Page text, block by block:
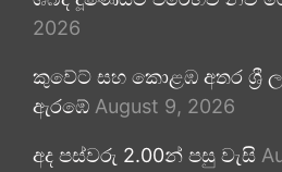
2026
කුවේට් සහ කොළඹ අතර ශ්‍රී
ඇරඹේ August 9, 2026
අද පස්වරු 2.00න් පසු වැසි